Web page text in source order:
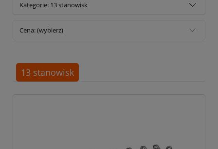
Kategorie: 13 stanowisk
Cena: (wybierz)
13 stanowisk